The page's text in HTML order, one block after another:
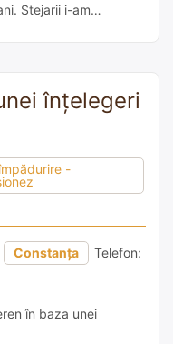
Stejarii i-am
înțelegeri
-
Constanța
Telefon:
în baza unei